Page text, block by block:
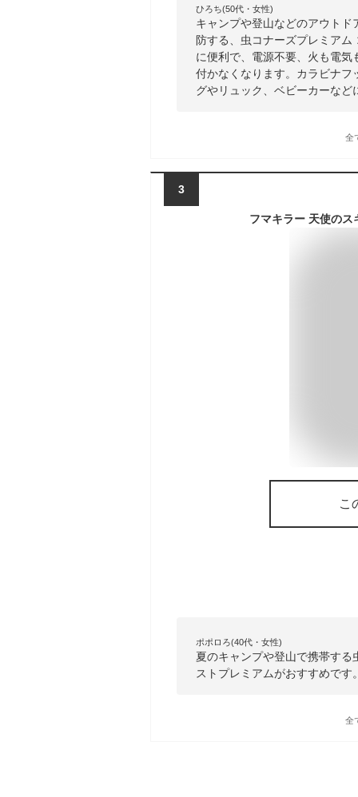
ひろち(50代・女性)
キャンプや登山などのアウト
防する、虫コナーズプレミア
に便利で、電源不要、火も電
付かなくなります。カラビナ
グやリュック、ベビーカーな
全
3
こ
ポポロろ(40代・女性)
夏のキャンプや登山で携帯す
ストプレミアムがおすすめで
全